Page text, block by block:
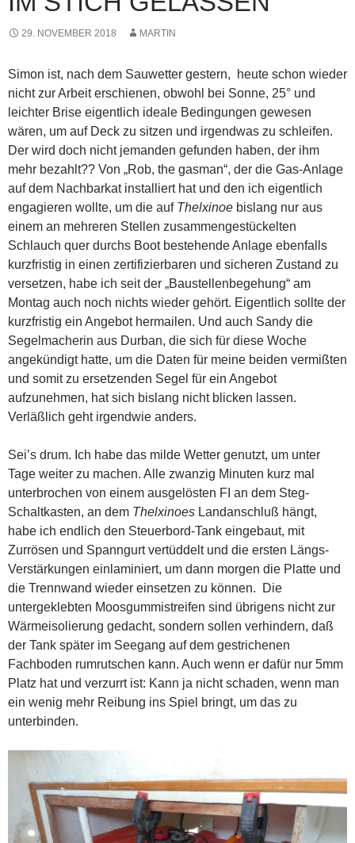
29. NOVEMBER 2018 MARTIN
Simon ist, nach dem Sauwetter gestern, heute schon wieder
nicht zur Arbeit erschienen, obwohl bei Sonne, 25° und
leichter Brise eigentlich ideale Bedingungen gewesen
wären, um auf Deck zu sitzen und irgendwas zu schleifen.
Der wird doch nichtjemanden gefunden haben, der ihm
mehr bezahlt?? Von „Rob, the gasman“, der die Gas-Anlage
auf dem Nachbarkat installiert hat und den ich eigentlich
engagieren wollte, um die auf Thelxinoe bislang nur aus
einem an mehreren Stellen zusammengestückelten
Schlauch quer durchs Boot bestehende Anlage ebenfalls
kurzfristig in einen zertifizierbaren und sicheren Zustand zu
versetzen, habe ich seit der „Baustellenbegehung“ am
Montag auch noch nichts wieder gehört. Eigentlich sollte der
kurzfristig ein Angebot hermailen. Und auch Sandy die
Segelmacherin aus Durban, die sich für diese Woche
angekündigt hatte, um die Daten für meine beiden vermißten
und somit zu ersetzenden Segel für ein Angebot
aufzunehmen, hat sich bislang nicht blicken lassen.
Verläßlich geht irgendwie anders.
Sei’s drum. Ich habe das milde Wetter genutzt, um unter
Tage weiter zu machen. Alle zwanzig Minuten kurz mal
unterbrochen von einem ausgelösten FI an dem Steg-
Schaltkasten, an dem Thelxinoes Landanschluß hängt,
habe ich endlich den Steuerbord-Tank eingebaut, mit
Zurrösen und Spanngurt vertüddelt und die ersten Längs-
Verstärkungen einlaminiert, um dann morgen die Platte und
die Trennwand wieder einsetzen zu können. Die
untergeklebten Moosgummistreifen sind übrigens nicht zur
Wärmeisolierung gedacht, sondern sollen verhindern, daß
der Tank später im Seegang auf dem gestrichenen
Fachboden rumrutschen kann. Auch wenn er dafür nur 5mm
Platz hat und verzurrt ist: Kann ja nicht schaden, wenn man
ein wenig mehr Reibung ins Spiel bringt, um das zu
unterbinden.